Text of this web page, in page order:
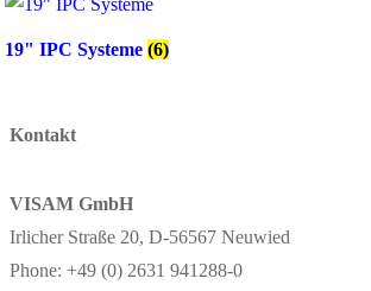
19" IPC Systeme (6)
Kontakt
VISAM GmbH
Irlicher Straße 20, D-56567 Neuwied
Phone: +49 (0) 2631 941288-0